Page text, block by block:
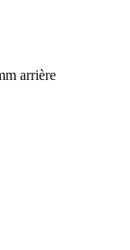
arrière